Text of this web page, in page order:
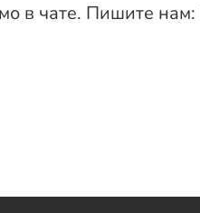
в чате. Пишите нам: